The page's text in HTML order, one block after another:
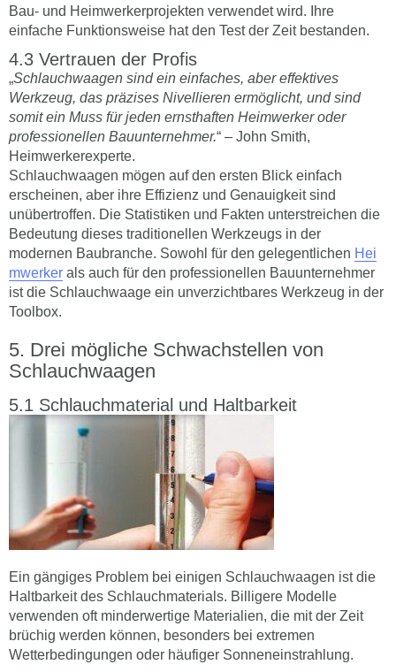
Bau- und Heimwerkerprojekten verwendet wird. Ihre
einfache Funktionsweise hat den Test der Zeit bestanden.
Vertrauen der Profis
„Schlauchwaagen sind ein einfaches, aber effektives
Werkzeug, das präzises Nivellieren ermöglicht, und sind
somit ein Muss für jeden ernsthaften Heimwerker oder
professionellen Bauunternehmer.“ – John Smith,
Heimwerkerexperte.
Schlauchwaagen mögen auf den ersten Blick einfach
erscheinen, aber ihre Effizienz und Genauigkeit sind
unübertroffen. Die Statistiken und Fakten unterstreichen die
Bedeutung dieses traditionellen Werkzeugs in der
modernen Baubranche. Sowohl für den gelegentlichen Hei
mwerker als auch für den professionellen Bauunternehmer
ist die Schlauchwaage ein unverzichtbares Werkzeug in der
Toolbox.
Drei mögliche Schwachstellen von
Schlauchwaagen
Schlauchmaterial und Haltbarkeit
Ein gängiges Problem bei einigen Schlauchwaagen ist die
Haltbarkeit des Schlauchmaterials. Billigere Modelle
verwenden oft minderwertige Materialien, die mit der Zeit
brüchig werden können, besonders bei extremen
Wetterbedingungen oder häufiger Sonneneinstrahlung.